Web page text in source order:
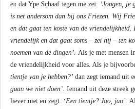
en dat Ype Schaaf tegen me zei: ‘Jongen, je
is net andersom dan bij ons Friezen. Wij
en dat gaat ten koste van de vriendelijkheid.
vriendelijk en dat gaat soms – zei hij – ten
noemen van de dingen’. Als je met mensen
de vriendelijkheid voor alles. Als je
tientje van je hebben?’ dan zegt iemand uit
gaan we niet doen’. Iemand uit deze streek
liever niet en zegt: ‘Een tientje? Jao, jao’.